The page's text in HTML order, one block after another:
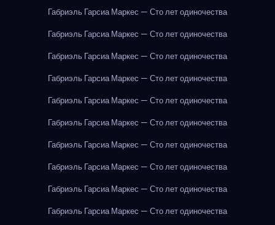
Габриэль Гарсиа Маркес — Сто лет одиночества
Габриэль Гарсиа Маркес — Сто лет одиночества
Габриэль Гарсиа Маркес — Сто лет одиночества
Габриэль Гарсиа Маркес — Сто лет одиночества
Габриэль Гарсиа Маркес — Сто лет одиночества
Габриэль Гарсиа Маркес — Сто лет одиночества
Габриэль Гарсиа Маркес — Сто лет одиночества
Габриэль Гарсиа Маркес — Сто лет одиночества
Габриэль Гарсиа Маркес — Сто лет одиночества
Габриэль Гарсиа Маркес — Сто лет одиночества